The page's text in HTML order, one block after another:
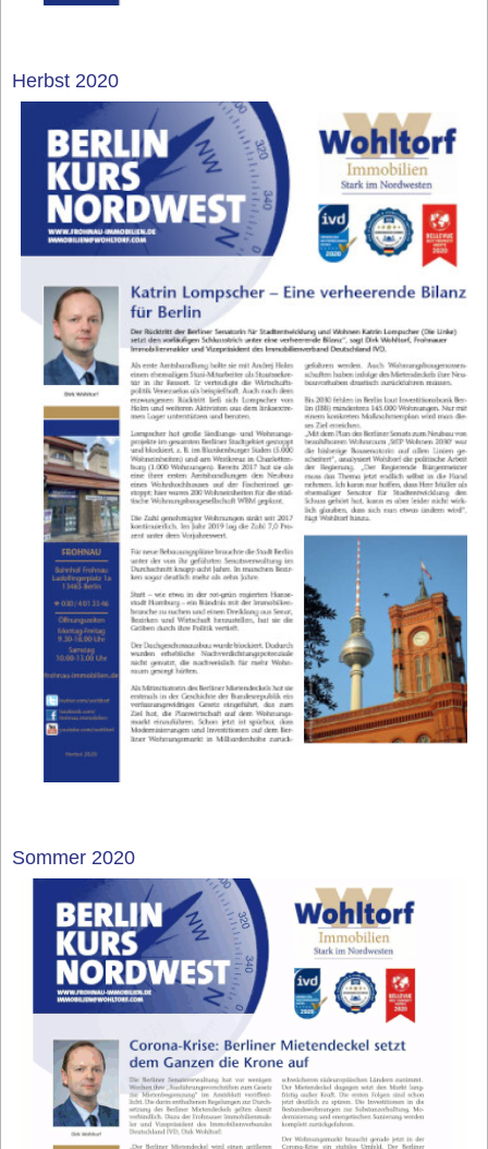
Herbst 2020
Sommer 2020